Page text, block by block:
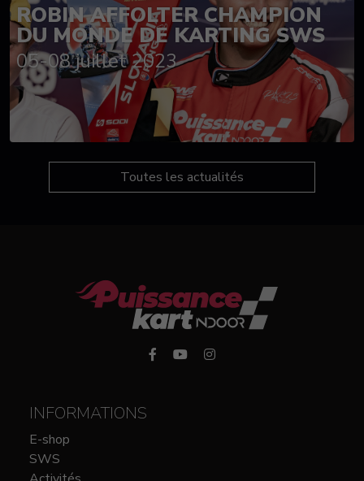
ROBIN AFFOLTER CHAMPION
DU MONDE DE KARTING SWS
05-08 juillet 2023
Toutes les actualités
INFORMATIONS
E-shop
SWS